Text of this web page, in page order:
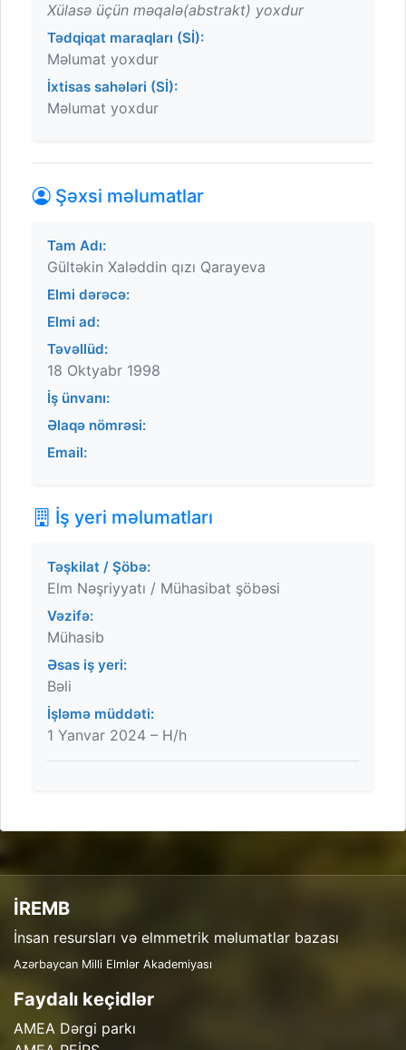
Xülasə üçün məqalə(abstrakt) yoxdur
Tədqiqat maraqları (Sİ):
Məlumat yoxdur
İxtisas sahələri (Sİ):
Məlumat yoxdur
Şəxsi məlumatlar
Tam Adı:
Gültəkin Xaləddin qızı Qarayeva
Elmi dərəcə:
Elmi ad:
Təvəllüd:
18 Oktyabr 1998
İş ünvanı:
Əlaqə nömrəsi:
Email:
İş yeri məlumatları
Təşkilat / Şöbə:
Elm Nəşriyyatı / Mühasibat şöbəsi
Vəzifə:
Mühasib
Əsas iş yeri:
Bəli
İşləmə müddəti:
1 Yanvar 2024 – H/h
İREMB
İnsan resursları və elmmetrik məlumatlar bazası
Azərbaycan Milli Elmlər Akademiyası
Faydalı keçidlər
AMEA Dərgi parkı